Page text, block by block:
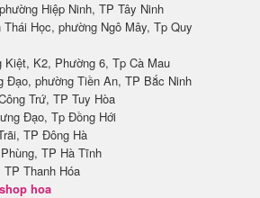
Hiệp Ninh, TP Tây Ninh
Thái Học, phường Ngô Mây, Tp Quy
Kiệt, K2, Phường 6, Tp Cà Mau
Đạo, phường Tiền An, TP Bắc Ninh
Trứ, TP Tuy Hòa
Đạo, Tp Đồng Hới
TP Đông Hà
TP Hà Tĩnh
TP Thanh Hóa
hoa